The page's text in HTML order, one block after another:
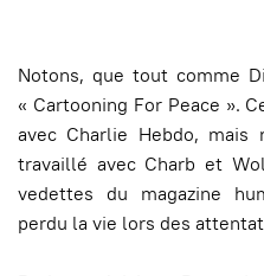
Notons, que tout comme
« Cartooning For Peace ».
avec Charlie Hebdo,
travaillé avec Charb et
vedettes du magazine
perdu la vie lors des